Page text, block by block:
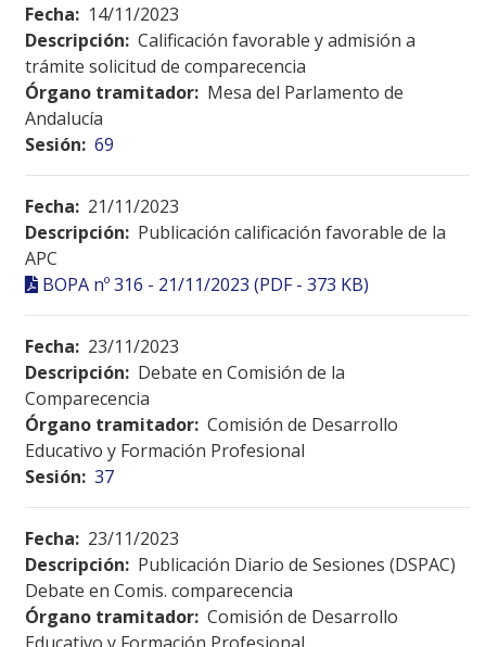
Fecha: 14/11/2023
Descripción: Calificación favorable y admisión a
trámite solicitud de comparecencia
Órgano tramitador: Mesa del Parlamento de
Andalucía
Sesión: 69
Fecha: 21/11/2023
Descripción: Publicación calificación favorable de la
APC
BOPA nº 316 - 21/11/2023 (PDF - 373 KB)
Fecha: 23/11/2023
Descripción: Debate en Comisión de la
Comparecencia
Órgano tramitador: Comisión de Desarrollo
Educativo y Formación Profesional
Sesión: 37
Fecha: 23/11/2023
Descripción: Publicación Diario de Sesiones (DSPAC)
Debate en Comis. comparecencia
Órgano tramitador: Comisión de Desarrollo